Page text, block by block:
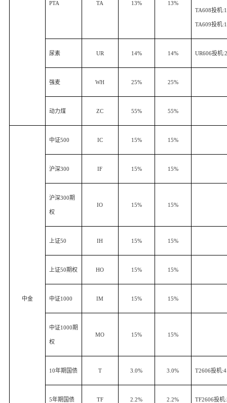
PTA TA 13% 13%
TA608投机
TA609投机
尿素 UR 14% 14% UR606投机
强麦 WH 25% 25%
动力煤 ZC 55% 55%
中金
中证500 IC 15% 15%
沪深300 IF 15% 15%
沪深300期
权
IO 15% 15%
上证50 IH 15% 15%
上证50期权 HO 15% 15%
中证1000 IM 15% 15%
中证1000期
权
MO 15% 15%
10年期国债 T 3.0% 3.0% T2606投机
5年期国债 TF 2.2% 2.2% TF2606投机